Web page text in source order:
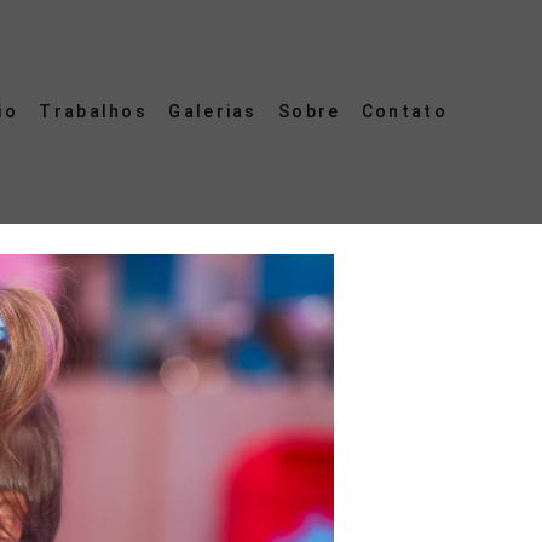
Trabalhos Galerias Sobre Contato